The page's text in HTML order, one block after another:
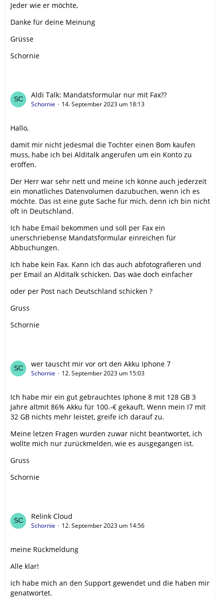
Jeder wie er möchte,
Danke für deine Meinung
Grüsse
Schornie
Aldi Talk: Mandatsformular nur mit Fax??
Schornie 14. September 2023 um 18:13
Hallo,
damit mir nicht jedesmal die Tochter einen Bom kaufen
muss, habe ich bei Alditalk angerufen um ein Konto zu
eröffen.
Der Herr war sehr nett und meine ich könne auch jederzeit
ein monatliches Datenvolumen dazubuchen, wenn ich es
möchte. Das ist eine gute Sache für mich, denn ich bin nicht
oft in Deutschland.
Ich habe Email bekommen und soll per Fax ein
unerschriebense Mandatsformular einreichen für
Abbuchungen.
Ich habe kein Fax. Kann ich das auch abfotografieren und
per Email an Alditalk schicken. Das wäe doch einfacher
oder per Post nach Deutschland schicken ?
Gruss
Schornie
wer tauscht mir vor ort den Akku Iphone 7
Schornie 12. September 2023 um 15:03
Ich habe mir ein gut gebrauchtes Iphone 8 mit 128 GB 3
Jahre altmit 86% Akku für 100.-€ gekauft. Wenn mein I7 mit
32 GB nichts mehr leistet, greife ich darauf zu.
Meine letzen Fragen wurden zuwar nicht beantwortet, ich
wollte mich nur zurückmelden, wie es ausgegangen ist.
Gruss
Schornie
Relink Cloud
Schornie 12. September 2023 um 14:56
meine Rückmeldung
Alle klar!
ich habe mich an den Support gewendet und die haben mir
genatwortet.